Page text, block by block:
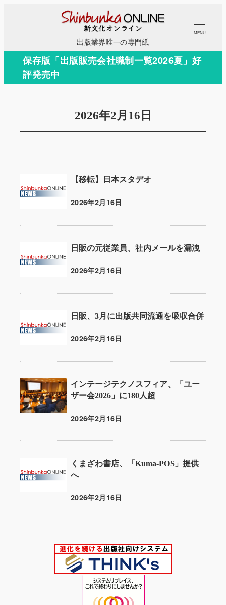
コ
テ
出版業界唯一の専門紙
MENU
保存版「出版販売会社職制一覧2026夏」好
評発売中
2026年2月16日
【移転】日本スタデオ
投稿日
2026年2月16日
日販の元従業員、社内メールを漏洩
投稿日
2026年2月16日
日販、3月に出版共同流通を吸収合併
投稿日
2026年2月16日
インテージテクノスフィア、「ユー
ザー会2026」に180人超
投稿日
2026年2月16日
くまざわ書店、「Kuma-POS」提供
へ
投稿日
2026年2月16日